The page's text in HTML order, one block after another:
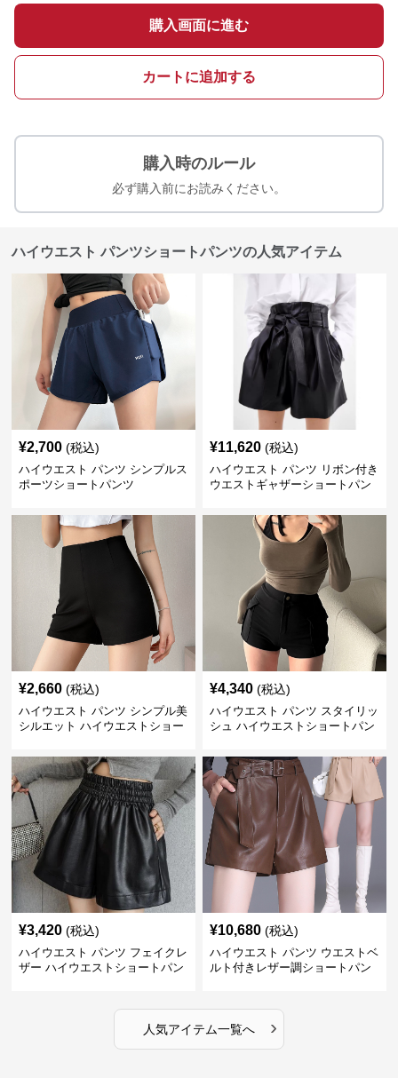
購入画面に進む
カートに追加する
購入時のルール
必ず購入前にお読みください。
ハイウエスト パンツショートパンツの人気アイテム
¥2,700 (税込)
ハイウエスト パンツ シンプルス
ポーツショートパンツ
¥11,620 (税込)
ハイウエスト パンツ リボン付き
ウエストギャザーショートパン
¥2,660 (税込)
ハイウエスト パンツ シンプル美
シルエット ハイウエストショー
¥4,340 (税込)
ハイウエスト パンツ スタイリッ
シュ ハイウエストショートパン
¥3,420 (税込)
ハイウエスト パンツ フェイクレ
ザー ハイウエストショートパン
¥10,680 (税込)
ハイウエスト パンツ ウエストベ
ルト付きレザー調ショートパン
人気アイテム一覧へ ›